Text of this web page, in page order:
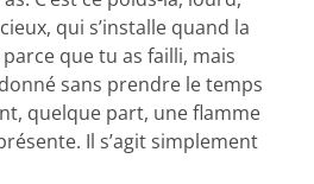
qui s’installe quand la
que tu as failli, mais
sans prendre le temps
quelque part, une flamme
Il s’agit simplement